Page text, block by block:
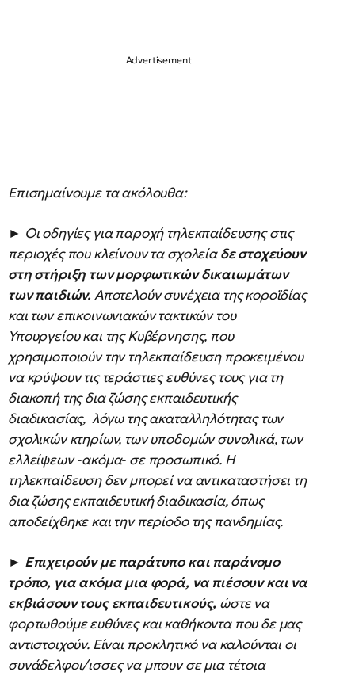
Επισημαίνουμε τα ακόλουθα:
► Οι οδηγίες για παροχή τηλεκπαίδευσης στις
περιοχές που κλείνουν τα σχολείαδε στοχεύουν
στη στήριξη των μορφωτικών δικαιωμάτων
των παιδιών. Αποτελούν συνέχεια της κοροϊδίας
και των επικοινωνιακών τακτικών του
Υπουργείου και της Κυβέρνησης, που
χρησιμοποιούν την τηλεκπαίδευση προκειμένου
να κρύψουν τις τεράστιες ευθύνες τους για τη
διακοπή της δια ζώσης εκπαιδευτικής
διαδικασίας, λόγω της ακαταλληλότητας των
σχολικών κτηρίων, των υποδομών συνολικά, των
ελλείψεων -ακόμα- σε προσωπικό. Η
τηλεκπαίδευση δεν μπορεί να αντικαταστήσει τη
δια ζώσης εκπαιδευτική διαδικασία, όπως
αποδείχθηκε και την περίοδο της πανδημίας.
► Επιχειρούν με παράτυπο και παράνομο
τρόπο, για ακόμα μια φορά, να πιέσουν και να
εκβιάσουν τους εκπαιδευτικούς, ώστε να
φορτωθούμε ευθύνες και καθήκοντα που δε μας
αντιστοιχούν. Είναι προκλητικό να καλούνται οι
συνάδελφοι/ισσες να μπουν σε μια τέτοια